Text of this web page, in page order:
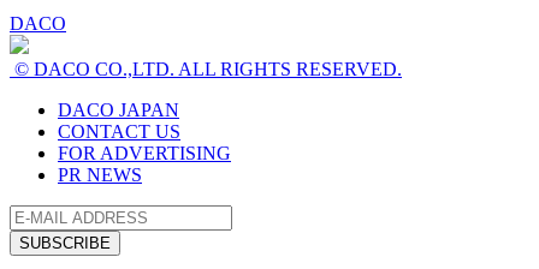
DACO
© DACO CO.,LTD. ALL RIGHTS RESERVED.
DACO JAPAN
CONTACT US
FOR ADVERTISING
PR NEWS